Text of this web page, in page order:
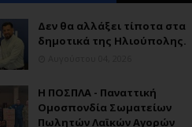
Δεν θα αλλάξει τίποτα στα
δημοτικά της Ηλιούπολης.
Η ΠΟΣΠΛΑ - Παναττική
Ομοσπονδία Σωματείων
Πωλητών Λαϊκών Αγορών